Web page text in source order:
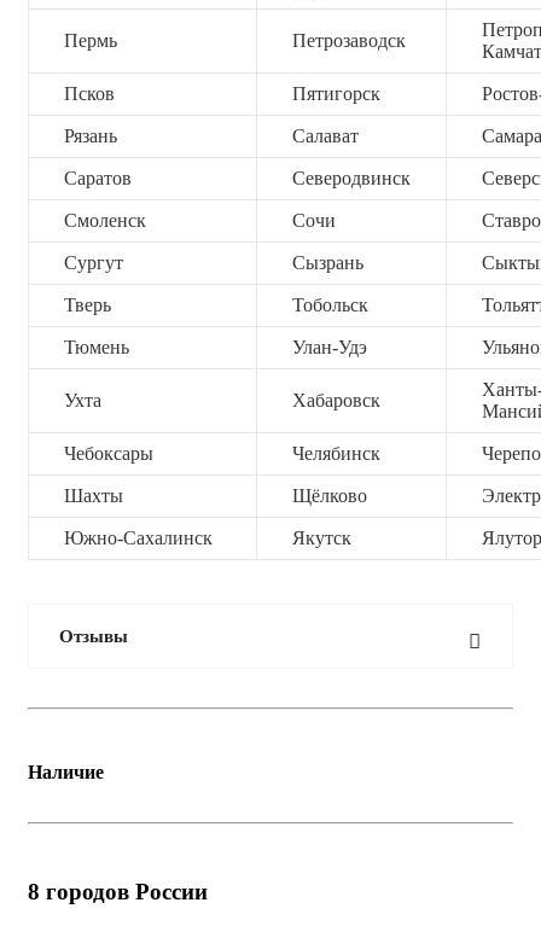
Пермь Петрозаводск
Псков Пятигорск
Рязань Салават Самара
Саратов Северодвинск
Смоленск Сочи
Сургут Сызрань
Тверь Тобольск
Тюмень Улан-Удэ
Ухта Хабаровск
Чебоксары Челябинск
Шахты Щёлково
Южно-Сахалинск Якутск
Отзывы
Наличие
8 городов России